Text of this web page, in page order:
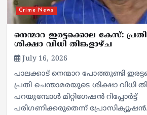
Crime News
നെന്മാറ ഇരട്ടക്കൊല കേസ്:
ശിക്ഷാ വിധി തിങ്കളാഴ്ച
July 16, 2026
പാലക്കാട് നെന്മാറ പോത്തുണ്ടി
പ്രതി ചെന്താമരയുടെ ശിക്ഷാ വിധി
പറയുമ്പോൾ മിറ്റിഗേഷൻ റിപ്പോർട്ട്‌
പരിഗണിക്കരുതെന്ന്